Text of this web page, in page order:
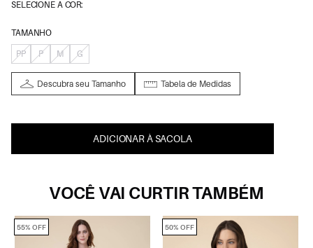
SELECIONE A COR:
TAMANHO
PP
P M G
Descubra seu Tamanho Tabela de Medidas
ADICIONAR À SACOLA
VOCÊ VAI CURTIR TAMBÉM
55% OFF 50% OFF